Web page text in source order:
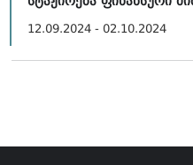
12.09.2024 - 02.10.2024